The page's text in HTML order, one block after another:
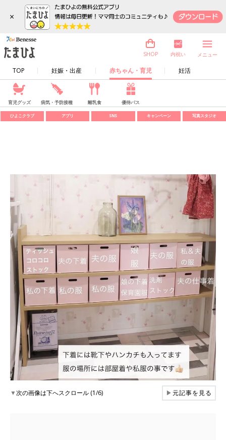
×
TOP 妊娠・出産 赤ちゃん・育児 妊活
SHOP 内祝い メニュー
育児グッズ 病気・予防接種 離乳食 優待パス
ひよこクラブ アプリ SNS キャンペーン 写真スタジオ
▼次の画像は下へスクロール (1/6) ▶元記事を見る